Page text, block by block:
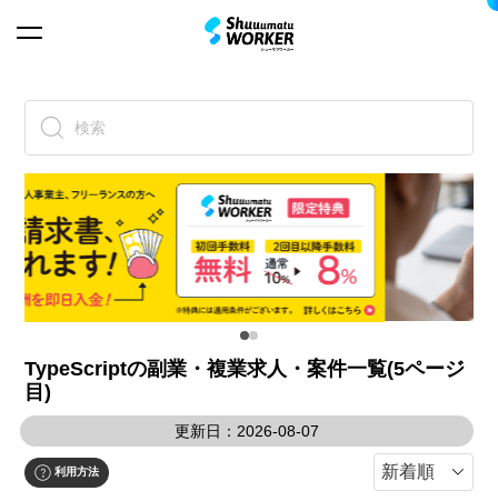
検索
TypeScriptの副業・複業求人・案件一覧(5ページ
目)
更新日：2026-08-07
利用方法